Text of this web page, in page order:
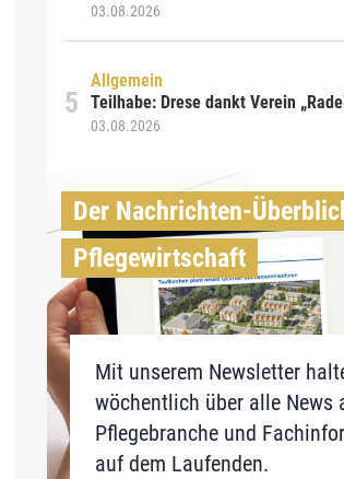
03.08.2026
Allgemein
Teilhabe: Drese dankt Verein
03.08.2026
Der Nachrichten-
Pflegewirtschaft
Mit unserem Newsletter
wöchentlich über alle News
Pflegebranche und
auf dem Laufenden.